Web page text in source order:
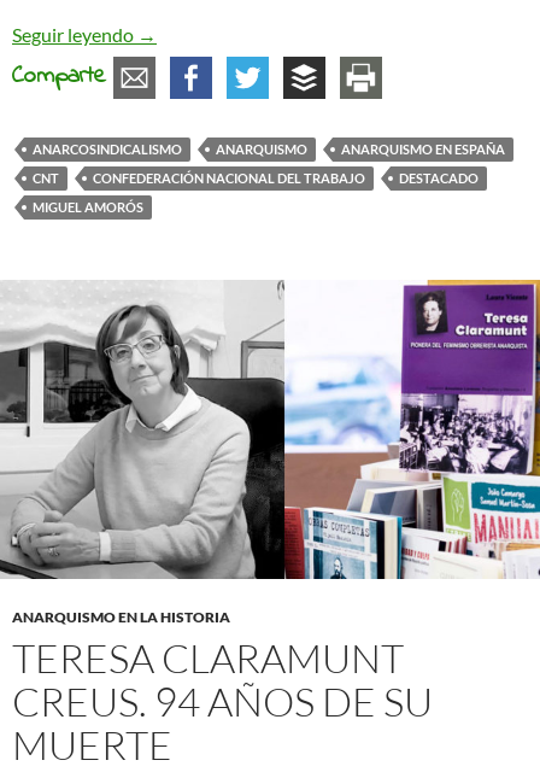
Seguir leyendo El anarcosindicalismo frente a los malos tiempos
→
Comparte
ANARCOSINDICALISMO ANARQUISMO
ANARQUISMO EN ESPAÑA
CNT
CONFEDERACIÓN NACIONAL DEL TRABAJO
DESTACADO
MIGUEL AMORÓS
ANARQUISMO EN LA HISTORIA
TERESA CLARAMUNT
CREUS. 94 AÑOS DE SU
MUERTE